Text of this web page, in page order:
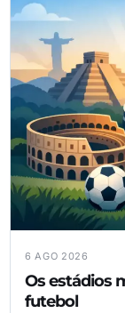
6 AGO 2026
Os estádios
futebol